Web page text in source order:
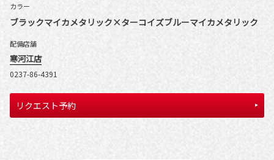
カラー
ブラックマイカメタリック×ターコイズブルーマイカメタリック
配備店舗
寒河江店
0237-86-4391
リクエスト予約